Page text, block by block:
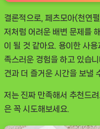
결론적으로, 페츠모아(천연
저처럼 어려운 배변 문제를
이 될 것 같아요. 용이한 사
족스러운 경험을 하고 있습
견과 더 즐거운 시간을 보낼
저는 진짜 만족해서 추천드
은 꼭 시도해보세요.